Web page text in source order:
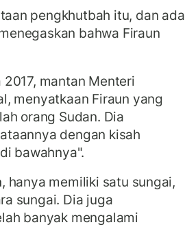
pengkhutbah itu, dan ada
bahwa Firaun
mantan Menteri
menyatkaan Firaun yang
orang Sudan. Dia
dengan kisah
bawahnya".
hanya memiliki satu sungai,
sungai. Dia juga
banyak mengalami